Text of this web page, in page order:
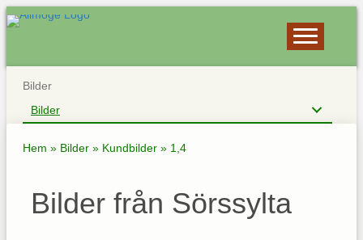
Bilder
Bilder
Hem » Bilder » Kundbilder » 1,4
Bilder från Sörssylta